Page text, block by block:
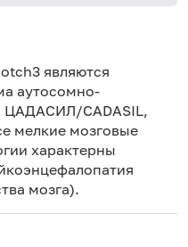
являются
аутосомно-
ЦАДАСИЛ/CADASIL,
мелкие мозговые
характерны
мозга).